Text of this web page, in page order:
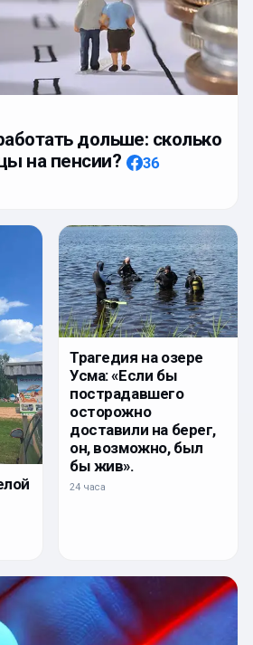
дольше: сколько
на пенсии?
36
Трагедия на озере
Усма: «Если бы
пострадавшего
осторожно
доставили на берег,
он, возможно, был
бы жив».
24 часа